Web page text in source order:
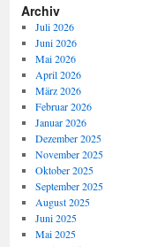
Archiv
Juli 2026
Juni 2026
Mai 2026
April 2026
März 2026
Februar 2026
Januar 2026
Dezember 2025
November 2025
Oktober 2025
September 2025
August 2025
Juni 2025
Mai 2025